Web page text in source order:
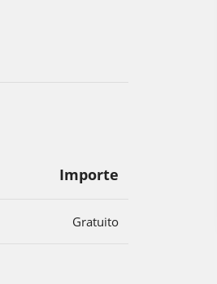
Importe
Gratuito